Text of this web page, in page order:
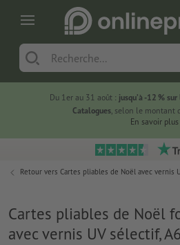
Du 1er au 31 août : jusqu’à -12 %
Catalogues, selon le montant
En savoir plus
Retour vers Cartes pliables de Noël avec vernis
Cartes pliables de Noël
avec vernis UV sélectif,